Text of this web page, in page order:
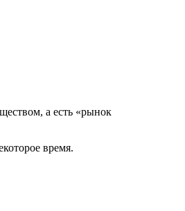
а есть «рынок
время.